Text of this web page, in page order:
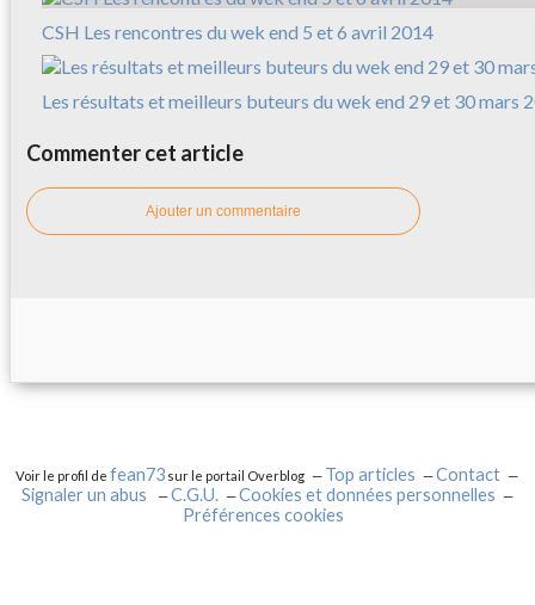
CSH Les rencontres du wek end 5 et 6 avril 2014
Les résultats et meilleurs buteurs du wek end 29 et 30 mars
Commenter cet article
Ajouter un commentaire
Voir le profil defean73 sur le portail Overblog Top articles
Contact
Signaler un abus
C.G.U.
Cookies et données personnelles
Préférences cookies